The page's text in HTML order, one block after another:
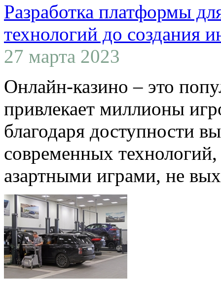
Разработка платформы
технологий до создания
27 марта 2023
Онлайн-казино – это
привлекает миллионы
благодаря доступности
современных
азартными играми, не